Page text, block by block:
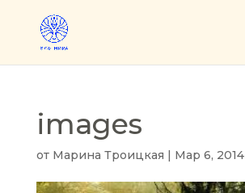
images
от Марина Троицкая | Мар 6, 2014